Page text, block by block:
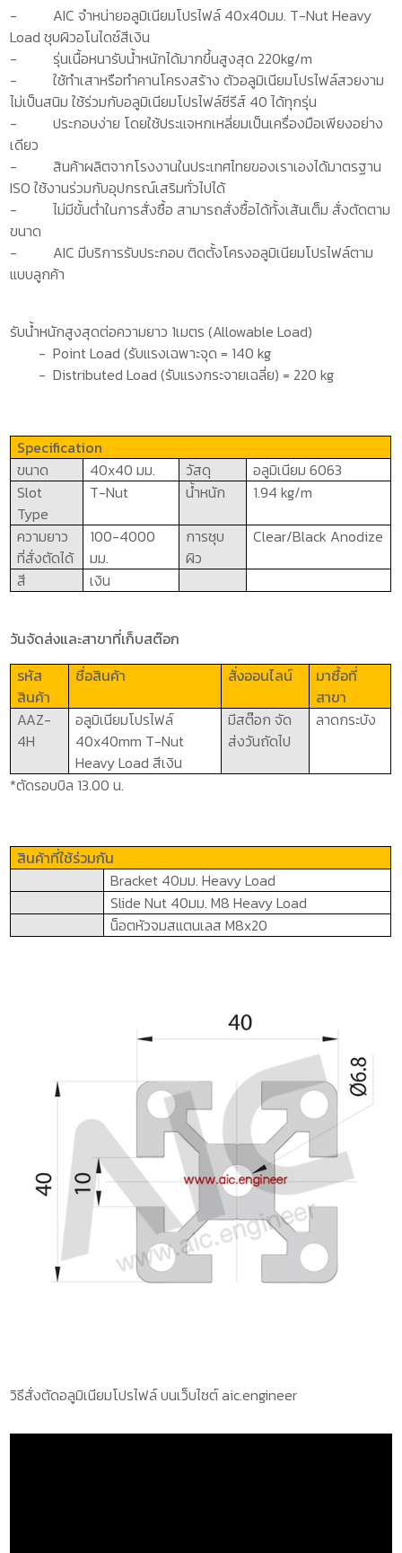
- AICจำหน่ายอลูมิเนียมโปรไฟล์40x40มม. T-NutHeavy
Load ชุบผิวอโนไดซ์สีเงิน
-
รุ่นเนื้อหนารับน้ำหนักได้มากขึ้นสูงสุด 220kg/m
-
ใช้ทำเสาหรือทำคานโครงสร้าง ตัวอลูมิเนียมโปรไฟล์สวยงาม
ไม่เป็นสนิม ใช้ร่วมกับอลูมิเนียมโปรไฟล์ซีรีส์ 40 ได้ทุกรุ่น
-
ประกอบง่าย โดยใช้ประแจหกเหลี่ยมเป็นเครื่องมือเพียงอย่าง
เดียว
-
สินค้าผลิตจากโรงงานในประเทศไทยของเราเองได้มาตรฐาน
ISO ใช้งานร่วมกับอุปกรณ์เสริมทั่วไปได้
-
ไม่มีขั้นต่ำในการสั่งซื้อ สามารถสั่งซื้อได้ทั้งเส้นเต็ม สั่งตัดตาม
ขนาด
-
AICมีบริการรับประกอบ ติดตั้งโครงอลูมิเนียมโปรไฟล์ตาม
แบบลูกค้า
รับน้ำหนักสูงสุดต่อความยาว 1เมตร(Allowable Load)
- Point Load(รับแรงเฉพาะจุด = 140 kg
- Distributed Load (รับแรงกระจายเฉลี่ย)= 220 kg
Specification
ขนาด
40x40มม. วัสดุ อลูมิเนียม6063
Slot
Type
T-Nut น้ำหนัก 1.94 kg/m
ความยาว
ที่สั่งตัดได้
100-4000
มม.
การชุบ
ผิว
Clear/Black Anodize
สี เงิน
วันจัดส่งและสาขาที่เก็บสต๊อก
รหัส
สินค้า
ชื่อสินค้า สั่งออนไลน์
มาซื้อที่
สาขา
AAZ-
4H
อลูมิเนียมโปรไฟล์
40x40mm T-Nut
Heavy Load สีเงิน
มีสต๊อก จัด
ส่งวันถัดไป
ลาดกระบัง
*ตัดรอบบิล 13.00 น.
สินค้าที่ใช้ร่วมกัน
Bracket 40มม. Heavy Load
Slide Nut 40มม.M8 Heavy Load
น็อตหัวจมสแตนเลสM8x20
วิธีสั่งตัดอลูมิเนียมโปรไฟล์ บนเว็บไซต์ aic.engineer